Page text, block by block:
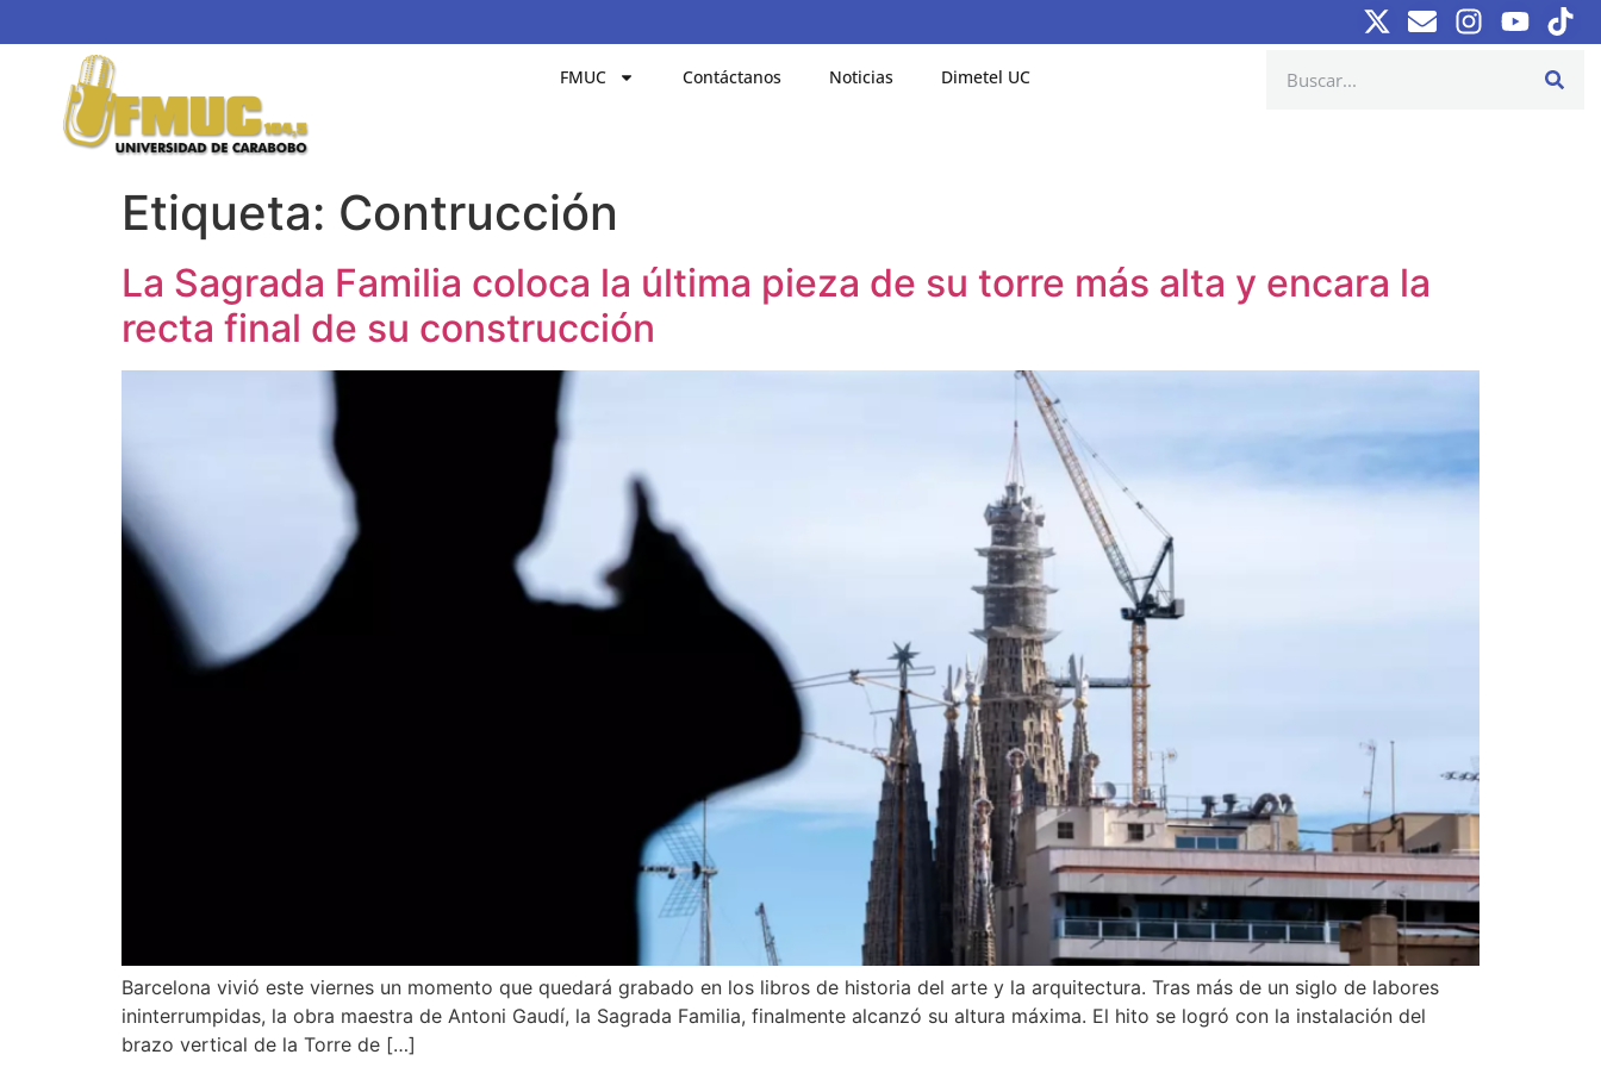
FMUC Contáctanos Noticias Dimetel UC
Etiqueta: Contrucción
La Sagrada Familia coloca la última pieza de su torre más alta y encara la
recta final de su construcción
Barcelona vivió este viernes un momento que quedará grabado en los libros de historia del arte y la arquitectura. Tras más de un siglo de labores
ininterrumpidas, la obra maestra de Antoni Gaudí, la Sagrada Familia, finalmente alcanzó su altura máxima. El hito se logró con la instalación del
brazo vertical de la Torre de […]